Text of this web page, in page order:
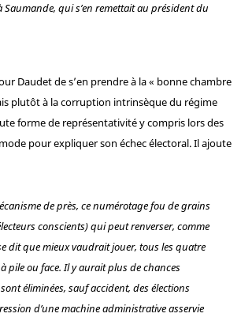
Saumande, qui s’en remettait au président du
Daudet de s’en prendre à la « bonne chambre
plutôt à la corruption intrinsèque du régime
forme de représentativité y compris lors des
pour expliquer son échec électoral. Il ajoute
de près, ce numérotage fou de grains
conscients) qui peut renverser, comme
dit que mieux vaudrait jouer, tous les quatre
pile ou face. Il y aurait plus de chances
éliminées, sauf accident, des élections
d’une machine administrative asservie